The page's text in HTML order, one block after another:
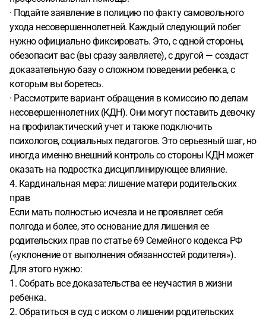
· Подайте заявление в полицию по факту самовольного
ухода несовершеннолетней. Каждый следующий побег
нужно официально фиксировать. Это, с одной стороны,
обезопасит вас (вы сразу заявляете), с другой — создаст
доказательную базу о сложном поведении ребенка, с
которым вы боретесь.
· Рассмотрите вариант обращения в комиссию по делам
несовершеннолетних (КДН). Они могут поставить девочку
на профилактический учет и также подключить
психологов, социальных педагогов. Это серьезный шаг, но
иногда именно внешний контроль со стороны КДН может
оказать на подростка дисциплинирующее влияние.
4. Кардинальная мера: лишение матери родительских
прав
Если мать полностью исчезла и не проявляет себя
полгода и более, это основание для лишения ее
родительских прав по статье 69 Семейного кодекса РФ
(«уклонение от выполнения обязанностей родителя»).
Для этого нужно:
1. Собрать все доказательства ее неучастия в жизни
ребенка.
2. Обратиться в суд с иском о лишении родительских